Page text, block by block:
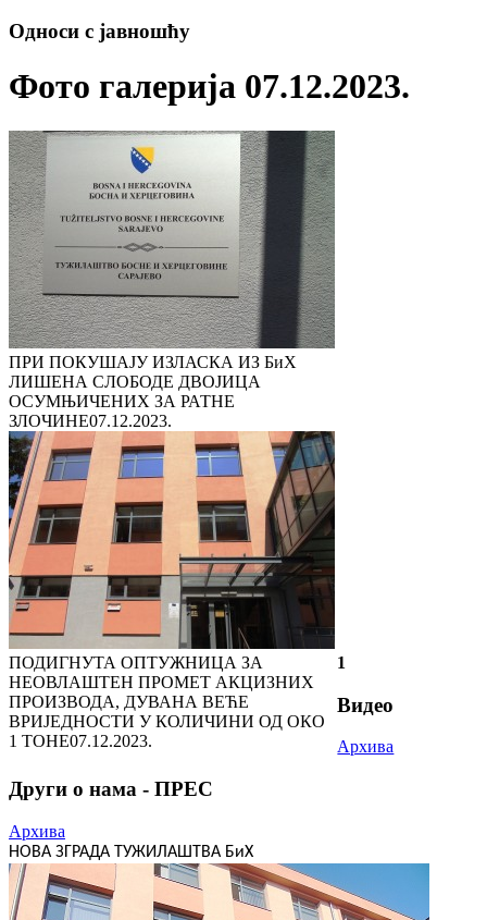
Односи с јавношћу
Фото галерија 07.12.2023.
ПРИ ПОКУШАЈУ ИЗЛАСКА ИЗ БиХ
ЛИШЕНА СЛОБОДЕ ДВОЈИЦА
ОСУМЊИЧЕНИХ ЗА РАТНЕ
ЗЛОЧИНЕ07.12.2023.
ПОДИГНУТА ОПТУЖНИЦА ЗА
НЕОВЛАШТЕН ПРОМЕТ АКЦИЗНИХ
ПРОИЗВОДА, ДУВАНА ВЕЋЕ
ВРИЈЕДНОСТИ У КОЛИЧИНИ ОД ОКО
1 ТОНЕ07.12.2023.
1
Видео
Архива
Други о нама - ПРЕС
Архива
НОВА ЗГРАДА ТУЖИЛАШТВА БиХ